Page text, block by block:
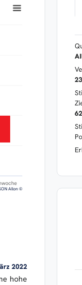
AIlon ©
2022
hohe